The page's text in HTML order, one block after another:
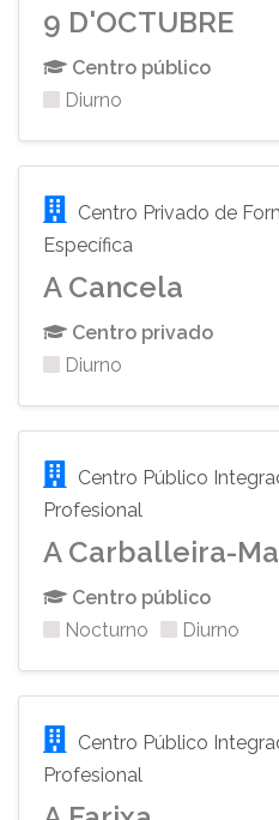
9 D'OCTUBRE
Centro público
Diurno
Centro Privado de
Específica
A Cancela
Centro privado
Diurno
Centro Público
Profesional
A Carballeira-
Centro público
Nocturno
Diurno
Centro Público
Profesional